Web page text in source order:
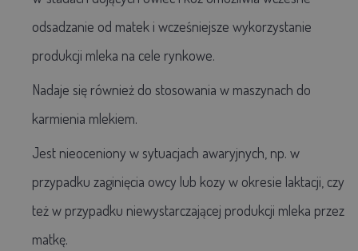
odsadzanie od matek i wcześniejsze wykorzystanie
produkcji mleka na cele rynkowe.
Nadaje się również do stosowania w maszynach do
karmienia mlekiem.
Jest nieoceniony w sytuacjach awaryjnych, np. w
przypadku zaginięcia owcy lub kozy w okresie laktacji, czy
też w przypadku niewystarczającej produkcji mleka przez
matkę.